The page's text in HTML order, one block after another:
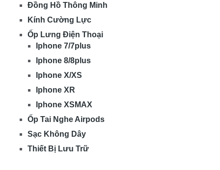
Đồng Hồ Thông Minh
Kính Cường Lực
Ốp Lưng Điện Thoại
Iphone 7/7plus
Iphone 8/8plus
Iphone X/XS
Iphone XR
Iphone XSMAX
Ốp Tai Nghe Airpods
Sạc Không Dây
Thiết Bị Lưu Trữ